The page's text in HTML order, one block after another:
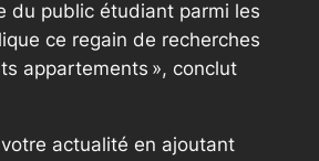
du public étudiant parmi les
ce regain de recherches
appartements », conclut
actualité en ajoutant